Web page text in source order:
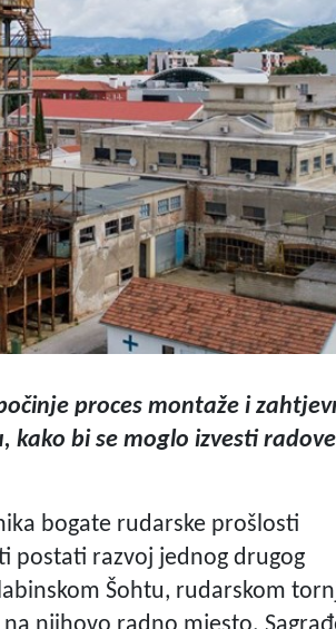
proces montaže i
bi se moglo izvesti
bogate rudarske prošlosti
postati razvoj jednog drugog
Šohtu, rudarskom